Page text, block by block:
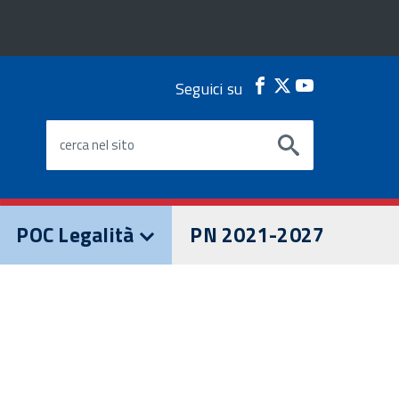
Seguici su
cerca nel sito
POC Legalità
PN 2021-2027